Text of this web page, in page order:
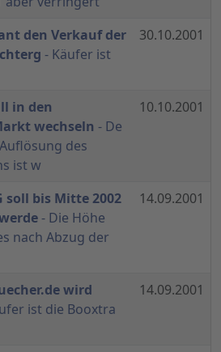
den Verkauf der
- Käufer ist
30.10.2001
in den
wechseln - De
des
ist w
10.10.2001
soll bis Mitte 2002
- Die Höhe
nach Abzug der
14.09.2001
wird
ist die Booxtra
14.09.2001